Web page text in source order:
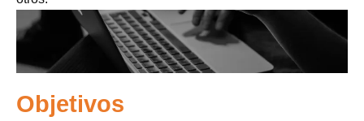
Objetivos